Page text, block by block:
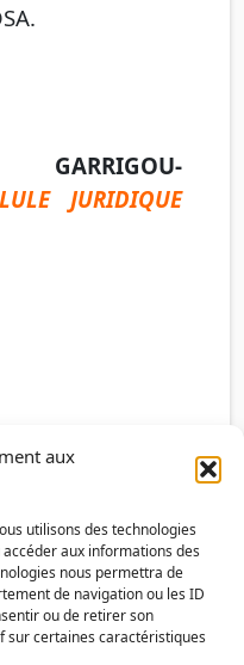
aux
utilisons des technologies
aux informations des
nous permettra de
de navigation ou les ID
ou de retirer son
sur certaines caractéristiques
JURIDIQUE